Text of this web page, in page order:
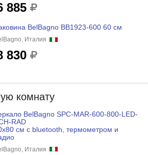
885
BelBagno BB1923-600 60 см
Италия
830
комнату
BelBagno SPC-MAR-600-800-LED-
RAD
см с bluetooth, термометром и
Италия